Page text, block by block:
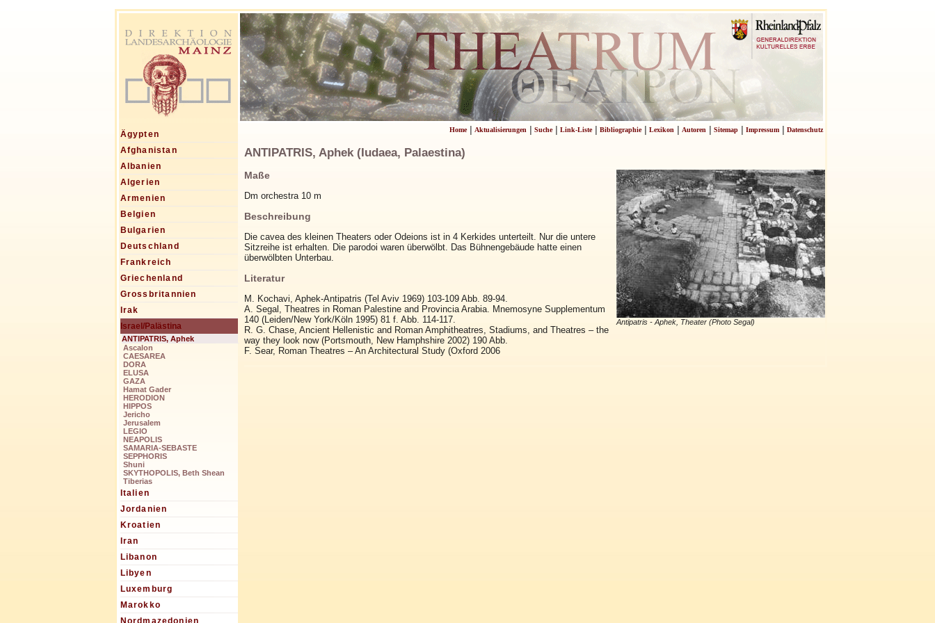
Ägypten
Afghanistan
Albanien
Algerien
Armenien
Belgien
Bulgarien
Deutschland
Frankreich
Griechenland
Grossbritannien
Irak
Israel/Palästina
ANTIPATRIS, Aphek
Ascalon
CAESAREA
DORA
ELUSA
GAZA
Hamat Gader
HERODION
HIPPOS
Jericho
Jerusalem
LEGIO
NEAPOLIS
SAMARIA-SEBASTE
SEPPHORIS
Shuni
SKYTHOPOLIS, Beth Shean
Tiberias
Italien
Jordanien
Kroatien
Iran
Libanon
Libyen
Luxemburg
Marokko
Home| Aktualisierungen| Suche| Link-Liste| Bibliographie| Lexikon| Autoren| Sitemap| Impressum| Datenschutz
ANTIPATRIS, Aphek (Iudaea, Palaestina)
Antipatris - Aphek, Theater (Photo Segal)
Maße
Dm orchestra 10 m
Beschreibung
Die cavea des kleinen Theaters oder Odeions ist in 4 Kerkides unterteilt. Nur die untere
Sitzreihe ist erhalten. Die parodoi waren überwölbt. Das Bühnengebäude hatte einen
überwölbten Unterbau.
Literatur
M. Kochavi, Aphek-Antipatris (Tel Aviv 1969) 103-109 Abb. 89-94.
A. Segal, Theatres in Roman Palestine and Provincia Arabia. Mnemosyne Supplementum
140 (Leiden/New York/Köln 1995) 81 f. Abb. 114-117.
R. G. Chase, Ancient Hellenistic and Roman Amphitheatres, Stadiums, and Theatres – the
way they look now (Portsmouth, New Hamphshire 2002) 190 Abb.
F. Sear, Roman Theatres – An Architectural Study (Oxford 2006